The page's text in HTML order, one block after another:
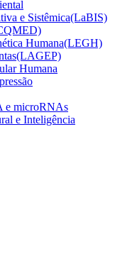
e Sistêmica(LaBIS)
Humana(LEGH)
Humana
e microRNAs
e Inteligência